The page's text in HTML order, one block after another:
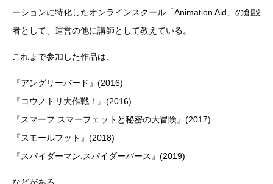
ーションに特化したオンラインスクール「Animation Aid」の創設
者として、運営の他に講師として教えている。
これまで参加した作品は、
『アングリーバード』(2016)
『コウノトリ大作戦！』(2016)
『スマーフ スマーフェットと秘密の大冒険』(2017)
『スモールフット』(2018)
『スパイダーマン:スパイダーバース』(2019)